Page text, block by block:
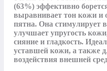
(63%) эффективно
выравнивает тон кожи и
пятна. Она стимулирует
улучшает упругость
сияние и гладкость.
уставшей кожи, а также
воздействия внешней